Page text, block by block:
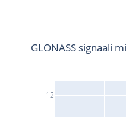
12
GLONASS signaali